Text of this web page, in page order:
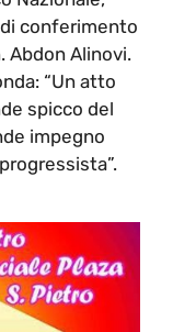
conferimento
Abdon Alinovi.
“Un atto
spicco del
impegno